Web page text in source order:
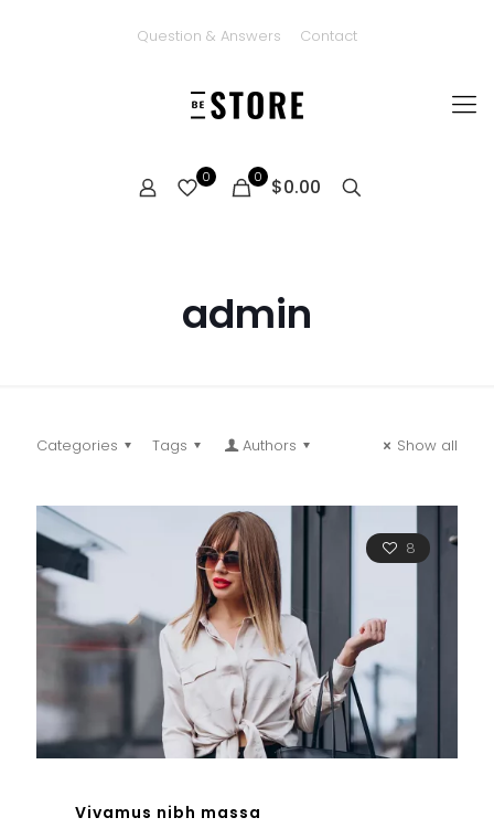
Question & Answers Contact
0 0 $0.00
admin
Categories Tags Authors Show all
8
Vivamus nibh massa